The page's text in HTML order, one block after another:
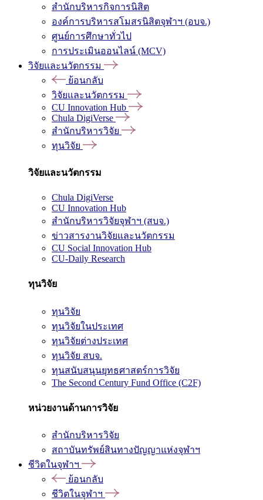
สำนักบริหารกิจการนิสิต
องค์การบริหารสโมสรนิสิตจุฬาฯ (อบจ.)
ศูนย์การศึกษาทั่วไป
การประเมินออนไลน์ (MCV)
วิจัยและนวัตกรรม
ย้อนกลับ
วิจัยและนวัตกรรม
CU Innovation Hub
Chula DigiVerse
สำนักบริหารวิจัย
ทุนวิจัย
วิจัยและนวัตกรรม
Chula DigiVerse
CU Innovation Hub
สำนักบริหารวิจัยจุฬาฯ (สบจ.)
ข่าวสารงานวิจัยและนวัตกรรม
CU Social Innovation Hub
CU-Daily Research
ทุนวิจัย
ทุนวิจัย
ทุนวิจัยในประเทศ
ทุนวิจัยต่างประเทศ
ทุนวิจัย สบจ.
ทุนสนับสนุนยุทธศาสตร์การวิจัย
The Second Century Fund Office (C2F)
หน่วยงานด้านการวิจัย
สำนักบริหารวิจัย
สถาบันทรัพย์สินทางปัญญาแห่งจุฬาฯ
ชีวิตในจุฬาฯ
ย้อนกลับ
ชีวิตในจุฬาฯ